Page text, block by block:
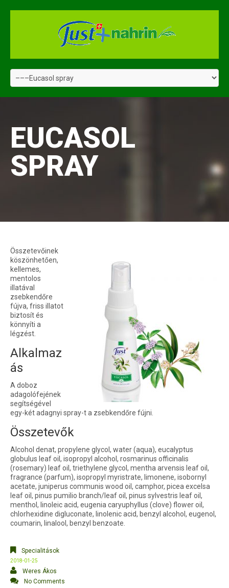
EUCASOL
SPRAY
Összetevőinek
köszönhetően,
kellemes,
mentolos
illatával
zsebkendőre
fújva, friss illatot
biztosít és
könnyíti a
légzést.
Alkalmaz
ás
A doboz
adagolófejének
segítségével
egy-két adagnyi spray-t a zsebkendőre fújni.
Összetevők
Alcohol denat, propylene glycol, water (aqua), eucalyptus
globulus leaf oil, isopropyl alcohol, rosmarinus officinalis
(rosemary) leaf oil, triethylene glycol, mentha arvensis leaf oil,
fragrance (parfum), isopropyl myristrate, limonene, isobornyl
acetate, juniperus communis wood oil, camphor, picea excelsa
leaf oil, pinus pumilio branch/leaf oil, pinus sylvestris leaf oil,
menthol, linoleic acid, eugenia caryuphyllus (clove) flower oil,
chlorhexidine digluconate, linolenic acid, benzyl alcohol, eugenol,
coumarin, linalool, benzyl benzoate.
Specialitások
2018-01-25
Weres Ákos
No Comments